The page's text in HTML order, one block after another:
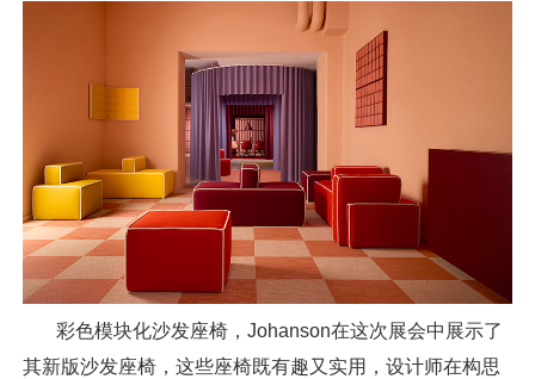
彩色模块化沙发座椅，Johanson在这次展会中展示了
其新版沙发座椅，这些座椅既有趣又实用，设计师在构思